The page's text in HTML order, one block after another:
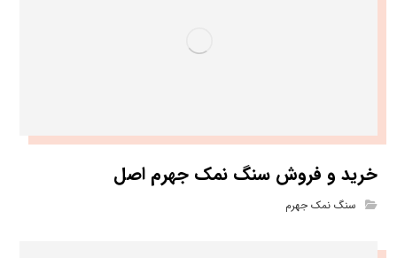
خرید و فروش سنگ نمک جهرم اصل
سنگ نمک جهرم